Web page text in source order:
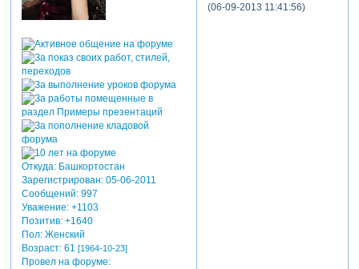
Откуда:Башкортостан
Зарегистрирован: 05-06-2011
Сообщений:997
Уважение: +1103
Позитив: +1640
Пол:Женский
Возраст:61 [1964-10-23]
Провел на форуме:
(06-09-2013 11:41:56)